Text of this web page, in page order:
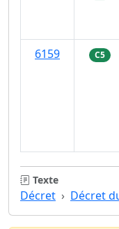
6159
C5
Texte
Décret Décret